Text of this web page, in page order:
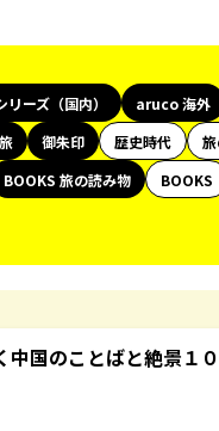
ーズ（国内） aruco 海外
御朱印 歴史時代
BOOKS 旅の読み物 BOOKS
国のことばと絶景１